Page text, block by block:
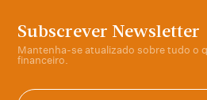
Subscrever Newsletter
Mantenha-se atualizado sobre tudo o
financeiro.
Termos e condições
Política de privacidade